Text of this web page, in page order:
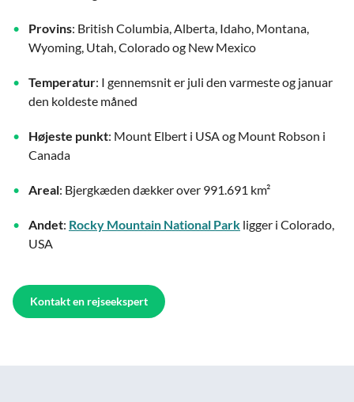
Provins: British Columbia, Alberta, Idaho, Montana,
Wyoming, Utah, Colorado og New Mexico
Temperatur: I gennemsnit er juli den varmeste og januar
den koldeste måned
Højeste punkt: Mount Elbert i USA og Mount Robson i
Canada
Areal: Bjergkæden dækker over 991.691 km²
Andet: Rocky Mountain National Park ligger i Colorado,
USA
Kontakt en rejseekspert